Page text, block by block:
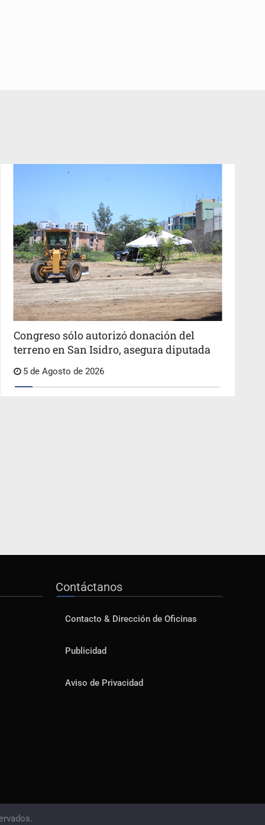
Congreso sólo autorizó donación del
terreno en San Isidro, asegura diputada